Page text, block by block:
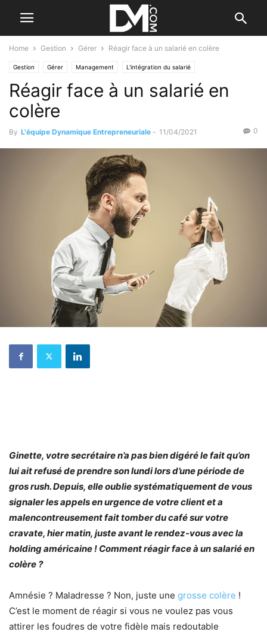
Home Gestion Gérer Réagir face à un salarié en colère
Gestion Gérer Management L'intégration du salarié
Le B.A. BA des RH
Réagir face à un salarié en
colère
By L'équipe Dynamique Entrepreneuriale - 11/04/2021 0
Ginette, votre secrétaire n’a pas bien digéré le fait qu’on
lui ait refusé de prendre son lundi lors d’une période de
gros rush. Depuis, elle oublie systématiquement de vous
signaler les appels en urgence de votre client et a
malencontreusement fait tomber du café sur votre
cravate, hier matin, juste avant le rendez-vous avec la
holding américaine ! Comment réagir face à un salarié en
colère ?
Amnésie ? Maladresse ? Non, juste une grosse colère !
C’est le moment de réagir si vous ne voulez pas vous
attirer les foudres de votre fidèle mais redoutable